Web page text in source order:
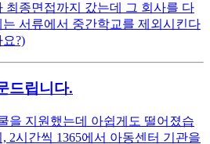
최종면접까지 갔는데 그 회사를 다
서류에서 중간학교를 제외시킨다
?)
드립니다.
을 지원했는데 아쉽게도 떨어졌습
2시간씩 1365에서 아동센터 기관을